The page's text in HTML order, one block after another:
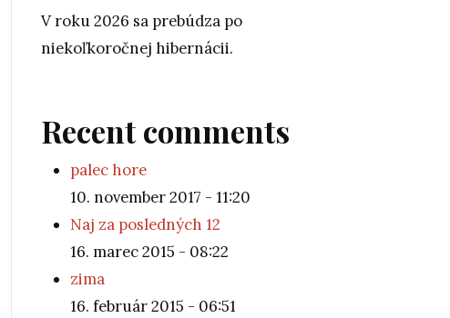
V roku 2026 sa prebúdza po
niekoľkoročnej hibernácii.
Recent comments
palec hore
10. november 2017 - 11:20
Naj za posledných 12
16. marec 2015 - 08:22
zima
16. február 2015 - 06:51